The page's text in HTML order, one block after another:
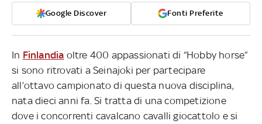
Google Discover Fonti Preferite
In Finlandia oltre 400 appassionati di “Hobby horse”
si sono ritrovati a Seinajoki per partecipare
all’ottavo campionato di questa nuova disciplina,
nata dieci anni fa. Si tratta di una competizione
dove i concorrenti cavalcano cavalli giocattolo e si